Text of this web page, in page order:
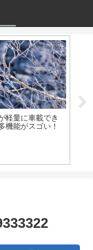
ときの出身大学
文学部だった！